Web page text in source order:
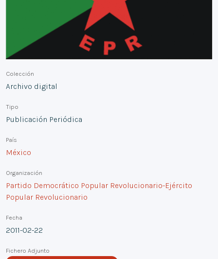
Colección
Archivo digital
Tipo
Publicación Periódica
País
México
Organización
Partido Democrático Popular Revolucionario-Ejército
Popular Revolucionario
Fecha
2011-02-22
Fichero Adjunto